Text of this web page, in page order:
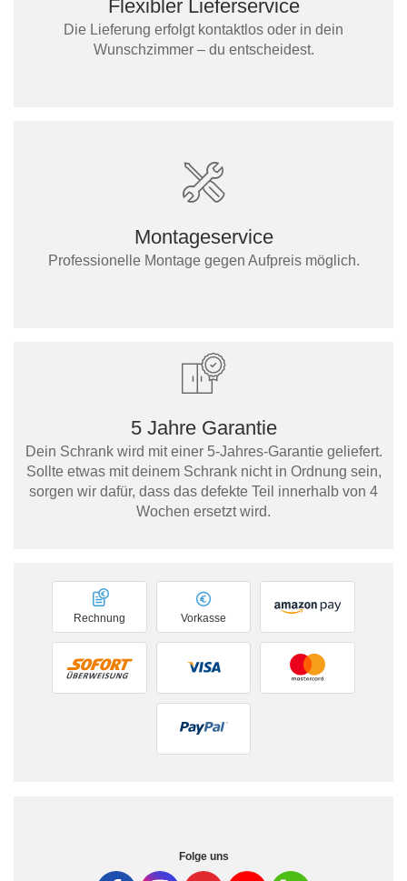
Flexibler Lieferservice
Die Lieferung erfolgt kontaktlos oder in dein
Wunschzimmer – du entscheidest.
Montageservice
Professionelle Montage gegen Aufpreis möglich.
5 Jahre Garantie
Dein Schrank wird mit einer 5-Jahres-Garantie geliefert.
Sollte etwas mit deinem Schrank nicht in Ordnung sein,
sorgen wir dafür, dass das defekte Teil innerhalb von 4
Wochen ersetzt wird.
Vorkasse
Rechnung
Folge uns